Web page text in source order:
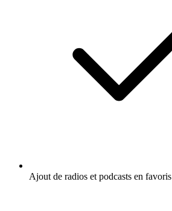
Ajout de radios et podcasts en favoris